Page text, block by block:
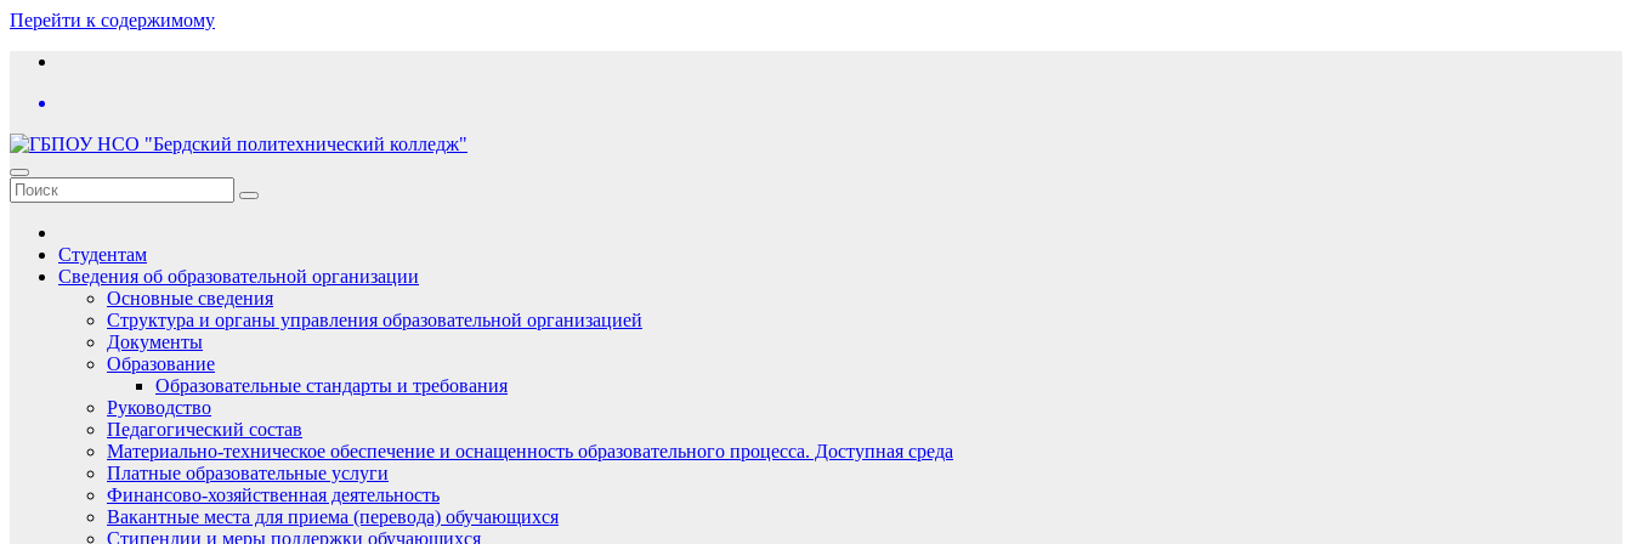
Перейти к содержимому
Студентам
Сведения об образовательной организации
Основные сведения
Структура и органы управления образовательной организацией
Документы
Образование
Образовательные стандарты и требования
Руководство
Педагогический состав
Материально-техническое обеспечение и оснащенность образовательного процесса. Доступная среда
Платные образовательные услуги
Финансово-хозяйственная деятельность
Вакантные места для приема (перевода) обучающихся
Стипендии и меры поддержки обучающихся